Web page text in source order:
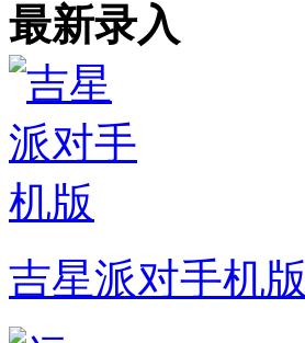
最新录入
吉星派对手机版